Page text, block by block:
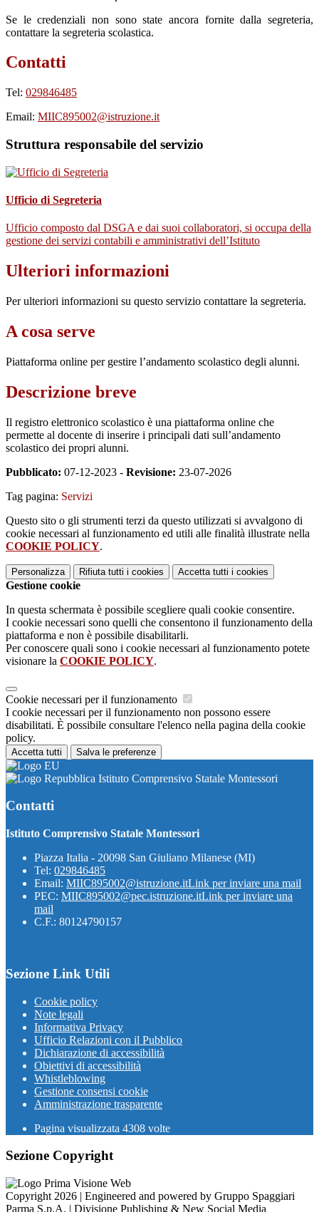
Se le credenziali non sono state ancora fornite dalla segreteria,
contattare la segreteria scolastica.
Contatti
Tel: 029846485
Email: MIIC895002@istruzione.it
Struttura responsabile del servizio
Ufficio di Segreteria
Ufficio composto dal DSGA e dai suoi collaboratori, si occupa della
gestione dei servizi contabili e amministrativi dell’Istituto
Ulteriori informazioni
Per ulteriori informazioni su questo servizio contattare la segreteria.
A cosa serve
Piattaforma online per gestire l’andamento scolastico degli alunni.
Descrizione breve
Il registro elettronico scolastico è una piattaforma online che
permette al docente di inserire i principali dati sull’andamento
scolastico dei propri alunni.
Pubblicato: 07-12-2023 - Revisione: 23-07-2026
Tag pagina: Servizi
Questo sito o gli strumenti terzi da questo utilizzati si avvalgono di
cookie necessari al funzionamento ed utili alle finalità illustrate nella
COOKIE POLICY.
Personalizza Rifiuta tutti i cookies Accetta tutti i cookies
Gestione cookie
In questa schermata è possibile scegliere quali cookie consentire.
I cookie necessari sono quelli che consentono il funzionamento della
piattaforma e non è possibile disabilitarli.
Per conoscere quali sono i cookie necessari al funzionamento potete
visionare la COOKIE POLICY.
Cookie necessari per il funzionamento
I cookie necessari per il funzionamento non possono essere
disabilitati. È possibile consultare l'elenco nella pagina della cookie
policy.
Accetta tutti Salva le preferenze
Istituto Comprensivo Statale Montessori
Contatti
Istituto Comprensivo Statale Montessori
Piazza Italia - 20098 San Giuliano Milanese (MI)
Tel: 029846485
Email: MIIC895002@istruzione.itLink per inviare una mail
PEC: MIIC895002@pec.istruzione.itLink per inviare una
mail
C.F.: 80124790157
Sezione Link Utili
Cookie policy
Note legali
Informativa Privacy
Ufficio Relazioni con il Pubblico
Dichiarazione di accessibilità
Obiettivi di accessibilità
Whistleblowing
Gestione consensi cookie
Amministrazione trasparente
Pagina visualizzata 4308 volte
Sezione Copyright
Copyright 2026 | Engineered and powered by Gruppo Spaggiari
Parma S.p.A. | Divisione Publishing & New Social Media